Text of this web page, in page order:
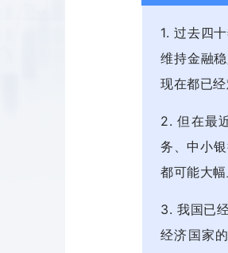
1. 过去四
维持金融
现在都已
2. 但在最
务、中小
都可能大
3. 我国已
经济国家